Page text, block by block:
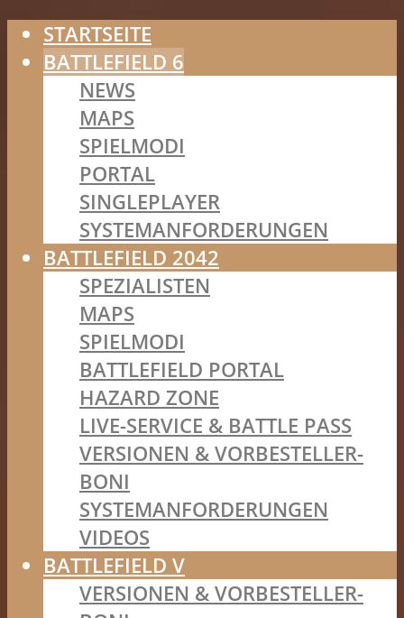
STARTSEITE
BATTLEFIELD 6
NEWS
MAPS
SPIELMODI
PORTAL
SINGLEPLAYER
SYSTEMANFORDERUNGEN
BATTLEFIELD 2042
SPEZIALISTEN
MAPS
SPIELMODI
BATTLEFIELD PORTAL
HAZARD ZONE
LIVE-SERVICE & BATTLE PASS
VERSIONEN & VORBESTELLER-
BONI
SYSTEMANFORDERUNGEN
VIDEOS
BATTLEFIELD V
VERSIONEN & VORBESTELLER-